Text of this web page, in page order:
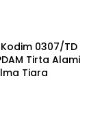
0307/TD
Tirta Alami
Tiara